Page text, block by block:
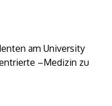
am University
–Medizin zu